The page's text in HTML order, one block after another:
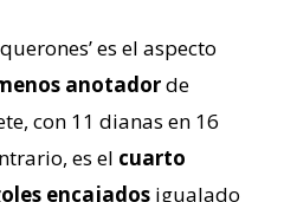
es el aspecto
anotadorde
con 11 dianas en 16
es el cuarto
encajados igualado